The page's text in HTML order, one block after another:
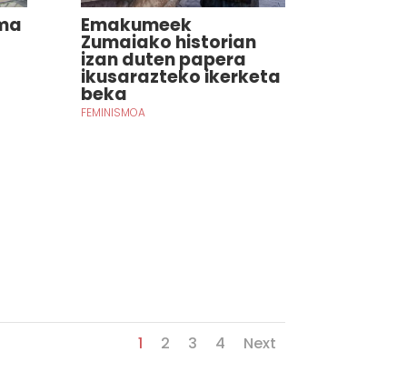
Emakumeek
Zumaiako historian
izan duten papera
ikusarazteko ikerketa
beka
FEMINISMOA
1 2 3 4 Next